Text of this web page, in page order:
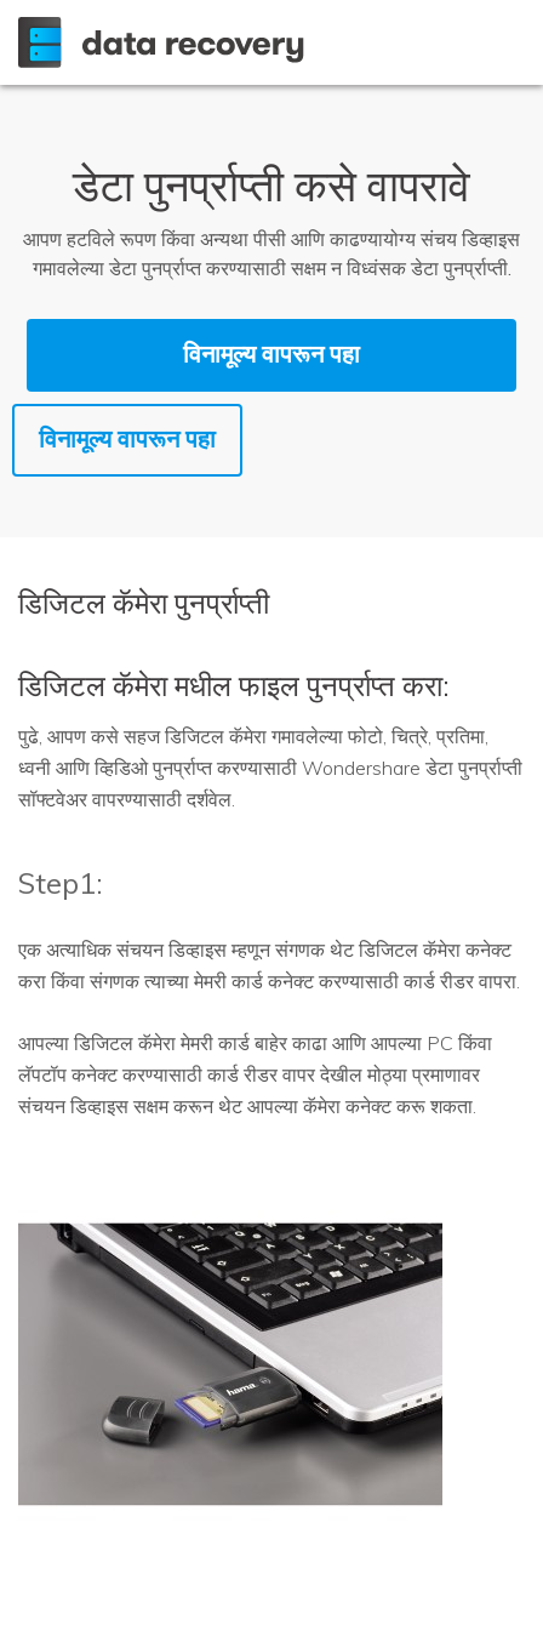
डेटा पुनर्प्राप्ती कसे वापरावे
आपण हटविले रूपण किंवा अन्यथा पीसी आणि काढण्यायोग्य संचय डिव्हाइस
गमावलेल्या डेटा पुनर्प्राप्त करण्यासाठी सक्षम न विध्वंसक डेटा पुनर्प्राप्ती.
विनामूल्य वापरून पहा
विनामूल्य वापरून पहा
डिजिटल कॅमेरा पुनर्प्राप्ती
डिजिटल कॅमेरा मधील फाइल पुनर्प्राप्त करा:
पुढे, आपण कसे सहज डिजिटल कॅमेरा गमावलेल्या फोटो, चित्रे, प्रतिमा,
ध्वनी आणि व्हिडिओ पुनर्प्राप्त करण्यासाठी Wondershare डेटा पुनर्प्राप्ती
सॉफ्टवेअर वापरण्यासाठी दर्शवेल.
Step1:
एक अत्याधिक संचयन डिव्हाइस म्हणून संगणक थेट डिजिटल कॅमेरा कनेक्ट
करा किंवा संगणक त्याच्या मेमरी कार्ड कनेक्ट करण्यासाठी कार्ड रीडर वापरा.
आपल्या डिजिटल कॅमेरा मेमरी कार्ड बाहेर काढा आणि आपल्या PC किंवा
लॅपटॉप कनेक्ट करण्यासाठी कार्ड रीडर वापर देखील मोठ्या प्रमाणावर
संचयन डिव्हाइस सक्षम करून थेट आपल्या कॅमेरा कनेक्ट करू शकता.